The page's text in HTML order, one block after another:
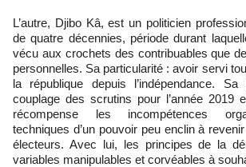
L’autre, Djibo Kâ, est un politicien
de quatre décennies, période durant
vécu aux crochets des contribuables que
personnelles. Sa particularité : avoir servi
la république depuis l’indépendance.
couplage des scrutins pour l’année 2019
récompense les incompétences
techniques d’un pouvoir peu enclin à
électeurs. Avec lui, les principes de la
variables manipulables et corvéables à